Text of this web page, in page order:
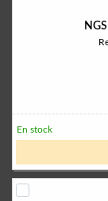
En stock